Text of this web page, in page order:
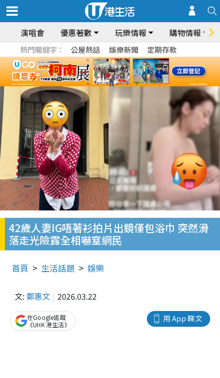
演唱會 優惠著數 玩樂情報 購物情報
熱門關鍵字： 公屋熱話 娛樂新聞 定期存款
42歲人妻IG唔著衫拍片出鏡僅包浴巾 突然滑
落走光險露全相嚇窒網民
首頁 生活話題 娛樂
文: 鄭惠文 2026.03.22
用 App 睇文
在Google追蹤
《UHK 港生活》